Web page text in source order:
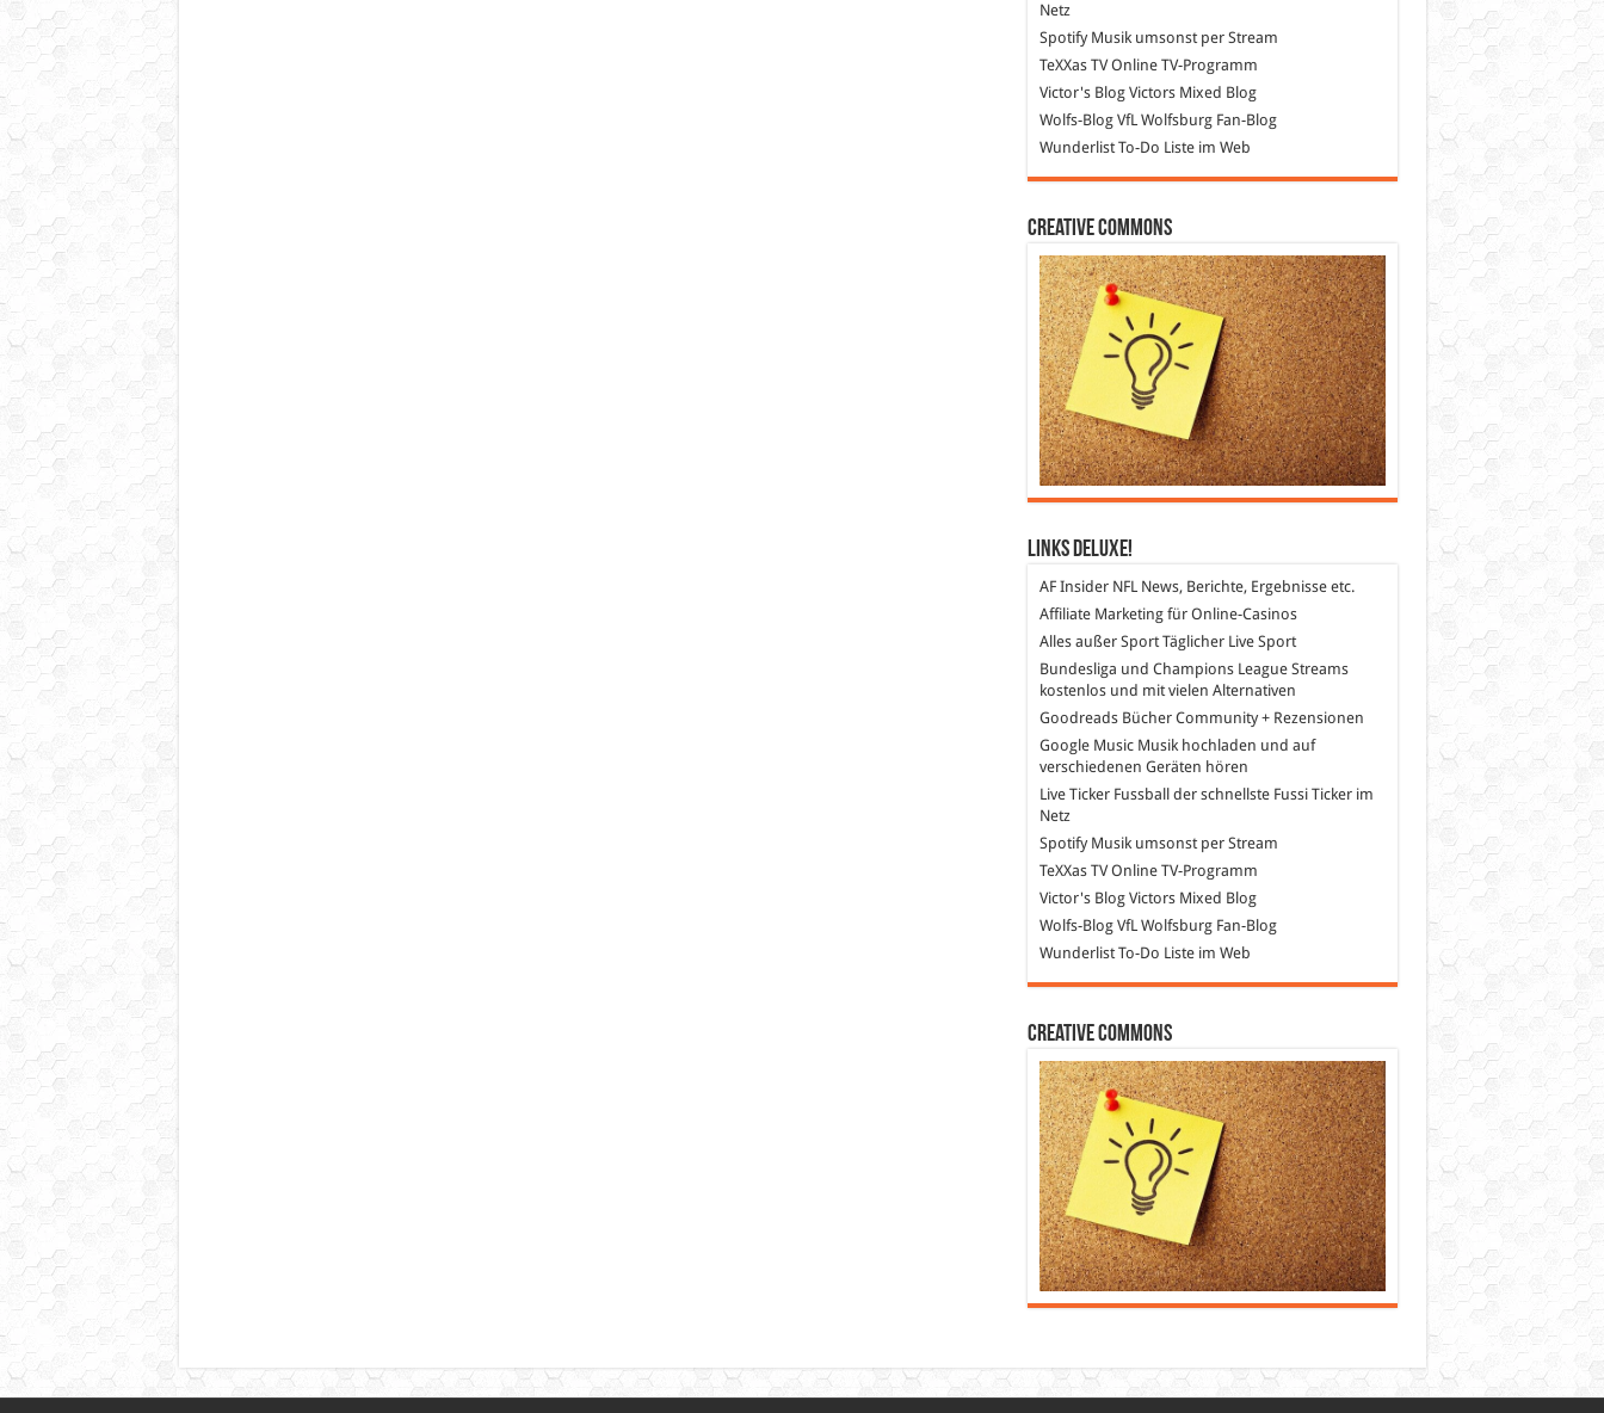
Netz
SpotifyMusik umsonst per Stream
TeXXas TVOnline TV-Programm
Victor's BlogVictors Mixed Blog
Wolfs-BlogVfL Wolfsburg Fan-Blog
WunderlistTo-Do Liste im Web
Creative Commons
Links DeLuXe!
AF InsiderNFL News, Berichte, Ergebnisse etc.
Affiliate Marketingfür Online-Casinos
Alles außer SportTäglicher Live Sport
Bundesliga und Champions League Streams
kostenlos und mit vielen Alternativen
GoodreadsBücher Community + Rezensionen
Google MusicMusik hochladen und auf
verschiedenen Geräten hören
Live Ticker Fussball
der schnellste Fussi Ticker im
Netz
SpotifyMusik umsonst per Stream
TeXXas TVOnline TV-Programm
Victor's BlogVictors Mixed Blog
Wolfs-BlogVfL Wolfsburg Fan-Blog
WunderlistTo-Do Liste im Web
Creative Commons